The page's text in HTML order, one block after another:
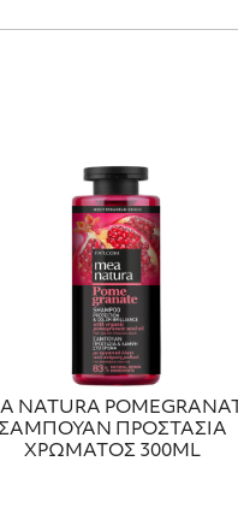
NATURA
ΠΡΟΣΤΑΣΙΑ
ΧΡΩΜΑΤΟΣ 300ML